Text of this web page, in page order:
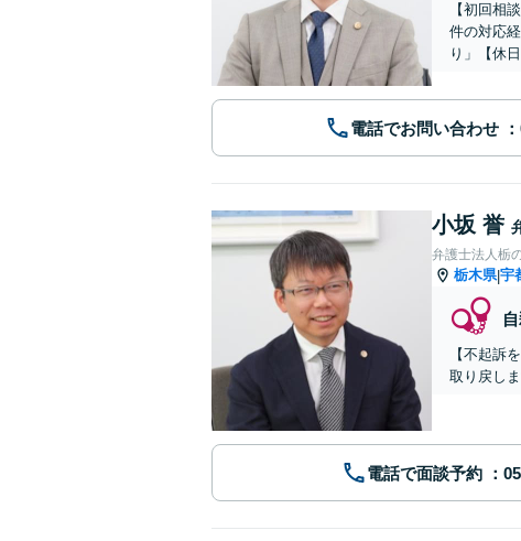
【初回相
件の対応
り」【休
電話でお問い合わせ
小坂 誉
弁護士法人栃
栃木県|宇
【不起訴
取り戻し
電話で面談予約